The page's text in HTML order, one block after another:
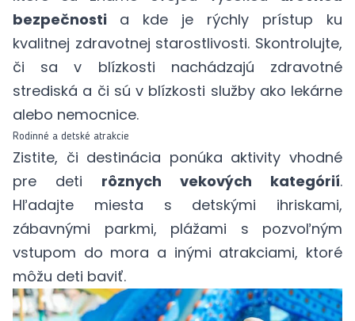
bezpečnosti a kde je rýchly prístup ku
kvalitnej zdravotnej starostlivosti. Skontrolujte,
či sa v blízkosti nachádzajú zdravotné
strediská a či sú v blízkosti služby ako lekárne
alebo nemocnice.
Rodinné a detské atrakcie
Zistite, či destinácia ponúka aktivity vhodné
pre deti rôznych vekových kategórií.
Hľadajte miesta s detskými ihriskami,
zábavnými parkmi, plážami s pozvoľným
vstupom do mora a inými atrakciami, ktoré
môžu deti baviť.